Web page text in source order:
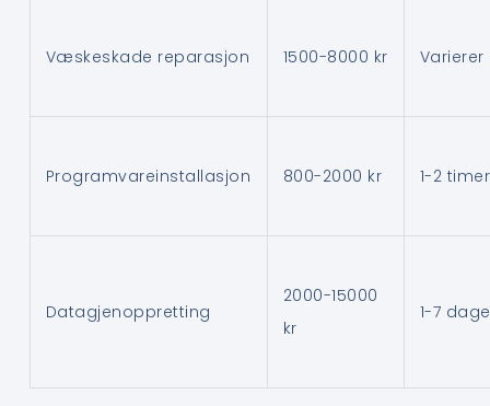
Væskeskade reparasjon 1500-8000 kr Varierer
Programvareinstallasjon 800-2000 kr 1-2 timer
Datagjenoppretting
2000-15000
kr
1-7